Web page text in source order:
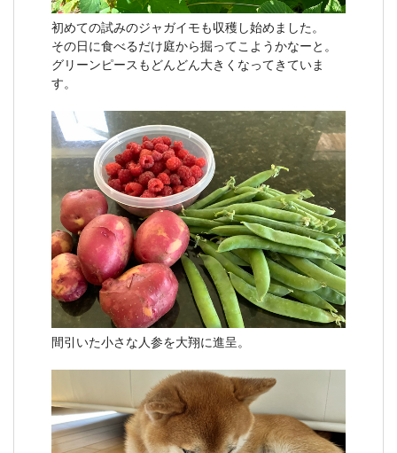
初めての試みのジャガイモも収穫し始めました。
その日に食べるだけ庭から掘ってこようかなーと。
グリーンピースもどんどん大きくなってきていま
す。
間引いた小さな人参を大翔に進呈。